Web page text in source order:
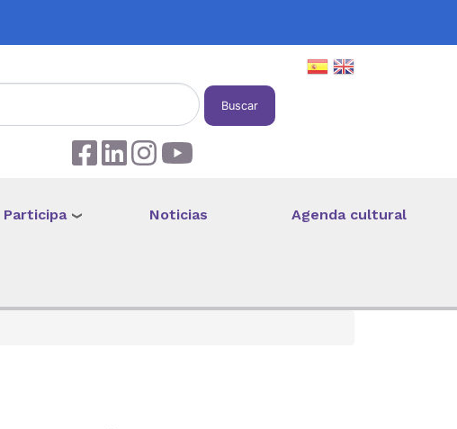
Buscar
Participa Noticias Agenda cultural